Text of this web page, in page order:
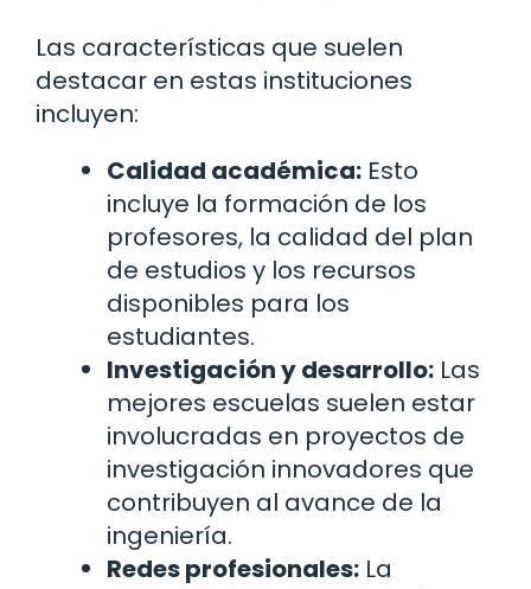
Las características que suelen
destacar en estas instituciones
incluyen:
Calidad académica: Esto
incluye la formación de los
profesores, la calidad del plan
de estudios y los recursos
disponibles para los
estudiantes.
Investigación y desarrollo: Las
mejores escuelas suelen estar
involucradas en proyectos de
investigación innovadores que
contribuyen al avance de la
ingeniería.
Redes profesionales: La